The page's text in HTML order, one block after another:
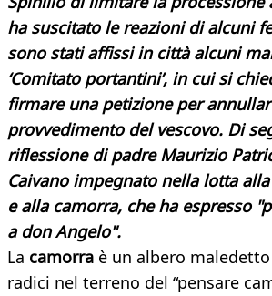
ha suscitato le reazioni di alcuni
sono stati affissi in città alcuni
‘Comitato portantini’, in cui si
firmare una petizione per
provvedimento del vescovo. Di
riflessione di padre Maurizio
Caivano impegnato nella lotta
e alla camorra, che ha espresso
a don Angelo".
La camorra è un albero
radici nel terreno del “pensare